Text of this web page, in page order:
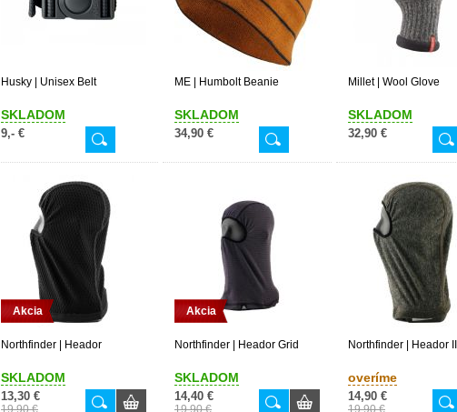
Husky | Unisex Belt
SKLADOM
9,- €
ME | Humbolt Beanie
SKLADOM
34,90 €
Millet | Wool Glove
SKLADOM
32,90 €
Akcia
Northfinder | Heador
SKLADOM
13,30 €
19,90 €
Akcia
Northfinder | Heador Grid
SKLADOM
14,40 €
19,90 €
Northfinder | Heador II
overíme
14,90 €
19,90 €